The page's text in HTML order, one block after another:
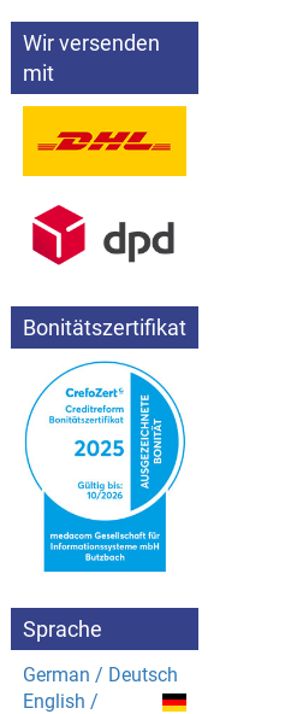
Wir versenden
mit
Bonitätszertifikat
Sprache
German / Deutsch
English /